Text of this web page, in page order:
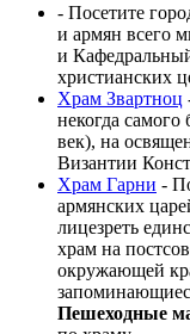
- Посетите
и армян всего
и
христианских
Храм Звартноц
некогда
век), на
Византии
Храм Гарни -
армянских
лицезреть
храм на
окружающей
Пешеходные